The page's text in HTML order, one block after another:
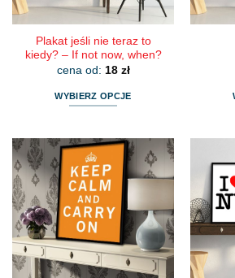
produktu
Plakat jeśli nie teraz to
kiedy? – If not now, when?
cena od: 18 zł
WYBIERZ OPCJE
ma
wiele
wariantów.
Opcje
można
wybrać
na
stronie